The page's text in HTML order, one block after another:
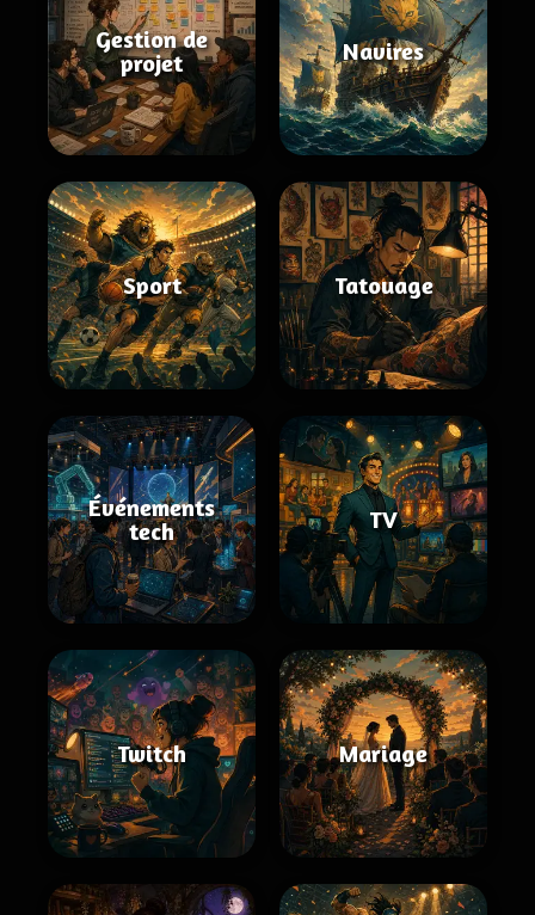
Gestion de
projet
Navires
Sport Tatouage
Événements
tech
TV
Twitch Mariage